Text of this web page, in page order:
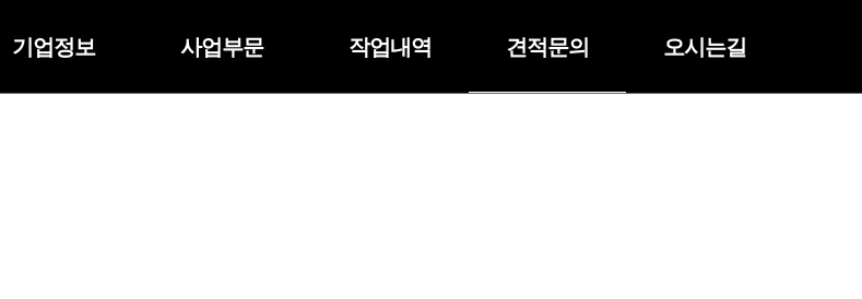
기업정보 사업부문 작업내역 견적문의 오시는길